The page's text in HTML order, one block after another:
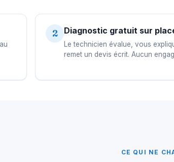
2 Diagnostic gratuit sur
Le technicien évalue, vous
remet un devis écrit. Aucun
CE QUI NE